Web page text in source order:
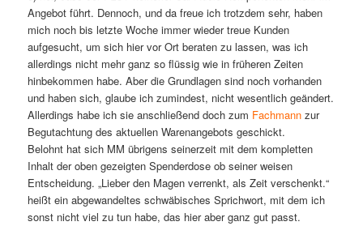
Angebot führt. Dennoch, und da freue ich trotzdem sehr, haben
mich noch bis letzte Woche immer wieder treue Kunden
aufgesucht, um sich hier vor Ort beraten zu lassen, was ich
allerdings nicht mehr ganz so flüssig wie in früheren Zeiten
hinbekommen habe. Aber die Grundlagen sind noch vorhanden
und haben sich, glaube ich zumindest, nicht wesentlich geändert.
Allerdings habe ich sie anschließend doch zum Fachmannzur
Begutachtung des aktuellen Warenangebots geschickt.
Belohnt hat sich MM übrigens seinerzeit mit dem kompletten
Inhalt der oben gezeigten Spenderdose ob seiner weisen
Entscheidung. „Lieber den Magen verrenkt, als Zeit verschenkt.“
heißt ein abgewandeltes schwäbisches Sprichwort, mit dem ich
sonst nicht viel zu tun habe, das hier aber ganz gut passt.